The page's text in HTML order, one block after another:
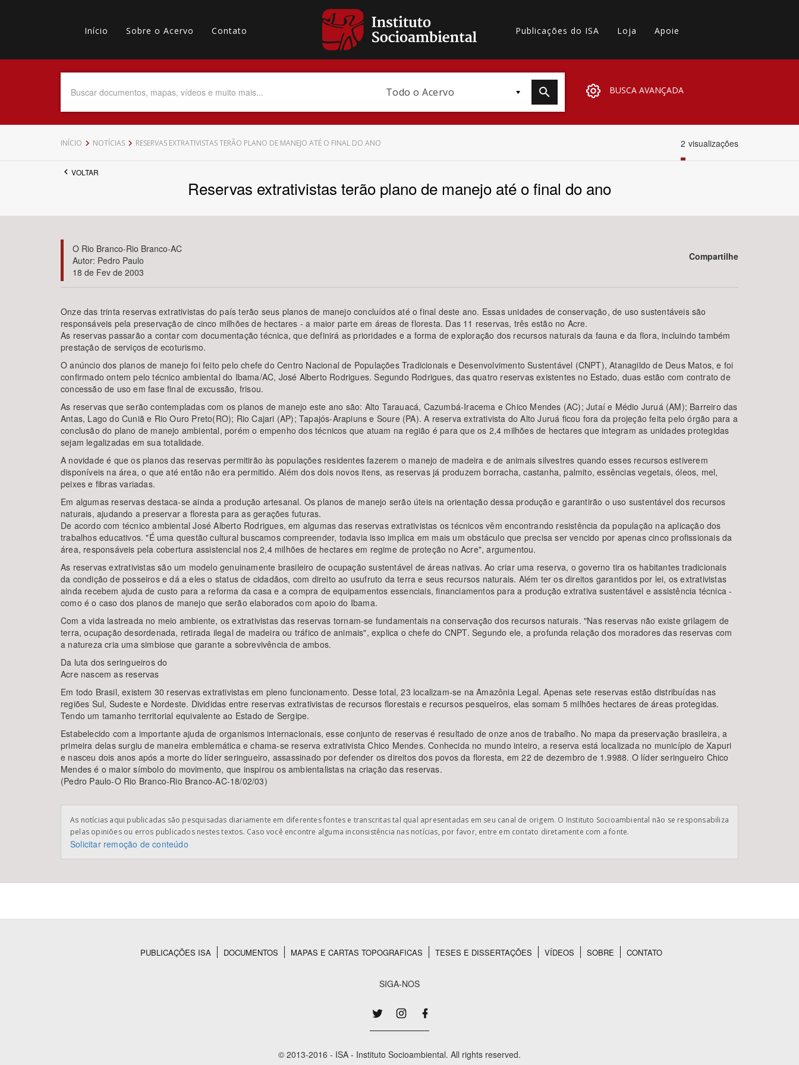
Main
navigation
Início Sobre o Acervo Contato
secundário
Publicações do ISA Loja Apoie
Todo o Acervo BUSCA AVANÇADA
Data do Documento Até
Tema
Área de Levantamento Área Protegida
INÍCIO NOTÍCIAS RESERVAS EXTRATIVISTAS TERÃO PLANO DE MANEJO ATÉ O FINAL DO ANO 2 visualizações
VOLTAR
Reservas extrativistas terão plano de manejo até o final do ano
O Rio Branco-Rio Branco-AC
Autor: Pedro Paulo
18 de Fev de 2003
Compartilhe
Onze das trinta reservas extrativistas do país terão seus planos de manejo concluídos até o final deste ano. Essas unidades de conservação, de uso sustentáveis são
responsáveis pela preservação de cinco milhões de hectares - a maior parte em áreas de floresta. Das 11 reservas, três estão no Acre.
As reservas passarão a contar com documentação técnica, que definirá as prioridades e a forma de exploração dos recursos naturais da fauna e da flora, incluindo também
prestação de serviços de ecoturismo.
O anúncio dos planos de manejo foi feito pelo chefe do Centro Nacional de Populações Tradicionais e Desenvolvimento Sustentável (CNPT), Atanagildo de Deus Matos, e foi
confirmado ontem pelo técnico ambiental do Ibama/AC, José Alberto Rodrigues. Segundo Rodrigues, das quatro reservas existentes no Estado, duas estão com contrato de
concessão de uso em fase final de excussão, frisou.
As reservas que serão contempladas com os planos de manejo este ano são: Alto Tarauacá, Cazumbá-Iracema e Chico Mendes (AC); Jutaí e Médio Juruá (AM); Barreiro das
Antas, Lago do Cuniã e Rio Ouro Preto(RO); Rio Cajari (AP); Tapajós-Arapiuns e Soure (PA). A reserva extrativista do Alto Juruá ficou fora da projeção feita pelo órgão para a
conclusão do plano de manejo ambiental, porém o empenho dos técnicos que atuam na região é para que os 2,4 milhões de hectares que integram as unidades protegidas
sejam legalizadas em sua totalidade.
A novidade é que os planos das reservas permitirão às populações residentes fazerem o manejo de madeira e de animais silvestres quando esses recursos estiverem
disponíveis na área, o que até então não era permitido. Além dos dois novos itens, as reservas já produzem borracha, castanha, palmito, essências vegetais, óleos, mel,
peixes e fibras variadas.
Em algumas reservas destaca-se ainda a produção artesanal. Os planos de manejo serão úteis na orientação dessa produção e garantirão o uso sustentável dos recursos
naturais, ajudando a preservar a floresta para as gerações futuras.
De acordo com técnico ambiental José Alberto Rodrigues, em algumas das reservas extrativistas os técnicos vêm encontrando resistência da população na aplicação dos
trabalhos educativos. "É uma questão cultural buscamos compreender, todavia isso implica em mais um obstáculo que precisa ser vencido por apenas cinco profissionais da
área, responsáveis pela cobertura assistencial nos 2,4 milhões de hectares em regime de proteção no Acre", argumentou.
As reservas extrativistas são um modelo genuinamente brasileiro de ocupação sustentável de áreas nativas. Ao criar uma reserva, o governo tira os habitantes tradicionais
da condição de posseiros e dá a eles o status de cidadãos, com direito ao usufruto da terra e seus recursos naturais. Além ter os direitos garantidos por lei, os extrativistas
ainda recebem ajuda de custo para a reforma da casa e a compra de equipamentos essenciais, financiamentos para a produção extrativa sustentável e assistência técnica -
como é o caso dos planos de manejo que serão elaborados com apoio do Ibama.
Com a vida lastreada no meio ambiente, os extrativistas das reservas tornam-se fundamentais na conservação dos recursos naturais. "Nas reservas não existe grilagem de
terra, ocupação desordenada, retirada ilegal de madeira ou tráfico de animais", explica o chefe do CNPT. Segundo ele, a profunda relação dos moradores das reservas com
a natureza cria uma simbiose que garante a sobrevivência de ambos.
Da luta dos seringueiros do
Acre nascem as reservas
Em todo Brasil, existem 30 reservas extrativistas em pleno funcionamento. Desse total, 23 localizam-se na Amazônia Legal. Apenas sete reservas estão distribuídas nas
regiões Sul, Sudeste e Nordeste. Divididas entre reservas extrativistas de recursos florestais e recursos pesqueiros, elas somam 5 milhões hectares de áreas protegidas.
Tendo um tamanho territorial equivalente ao Estado de Sergipe.
Estabelecido com a importante ajuda de organismos internacionais, esse conjunto de reservas é resultado de onze anos de trabalho. No mapa da preservação brasileira, a
primeira delas surgiu de maneira emblemática e chama-se reserva extrativista Chico Mendes. Conhecida no mundo inteiro, a reserva está localizada no município de Xapuri
e nasceu dois anos após a morte do líder seringueiro, assassinado por defender os direitos dos povos da floresta, em 22 de dezembro de 1.9988. O líder seringueiro Chico
Mendes é o maior símbolo do movimento, que inspirou os ambientalistas na criação das reservas.
(Pedro Paulo-O Rio Branco-Rio Branco-AC-18/02/03)
As notícias aqui publicadas são pesquisadas diariamente em diferentes fontes e transcritas tal qual apresentadas em seu canal de origem. O Instituto Socioambiental não se responsabiliza
pelas opiniões ou erros publicados nestes textos. Caso você encontre alguma inconsistência nas notícias, por favor, entre em contato diretamente com a fonte.
Solicitar remoção de conteúdo
PUBLICAÇÕES ISA DOCUMENTOS MAPAS E CARTAS TOPOGRAFICAS TESES E DISSERTAÇÕES VÍDEOS SOBRE CONTATO
SIGA-NOS
© 2013-2016 - ISA - Instituto Socioambiental. All rights reserved.